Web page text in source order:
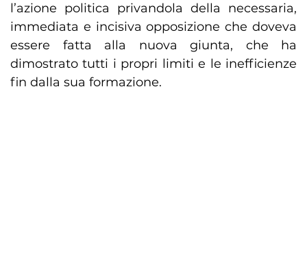
l’azione politica privandola della necessaria,
immediata e incisiva opposizione che doveva
essere fatta alla nuova giunta, che ha
dimostrato tutti i propri limiti e le inefficienze
fin dalla sua formazione.